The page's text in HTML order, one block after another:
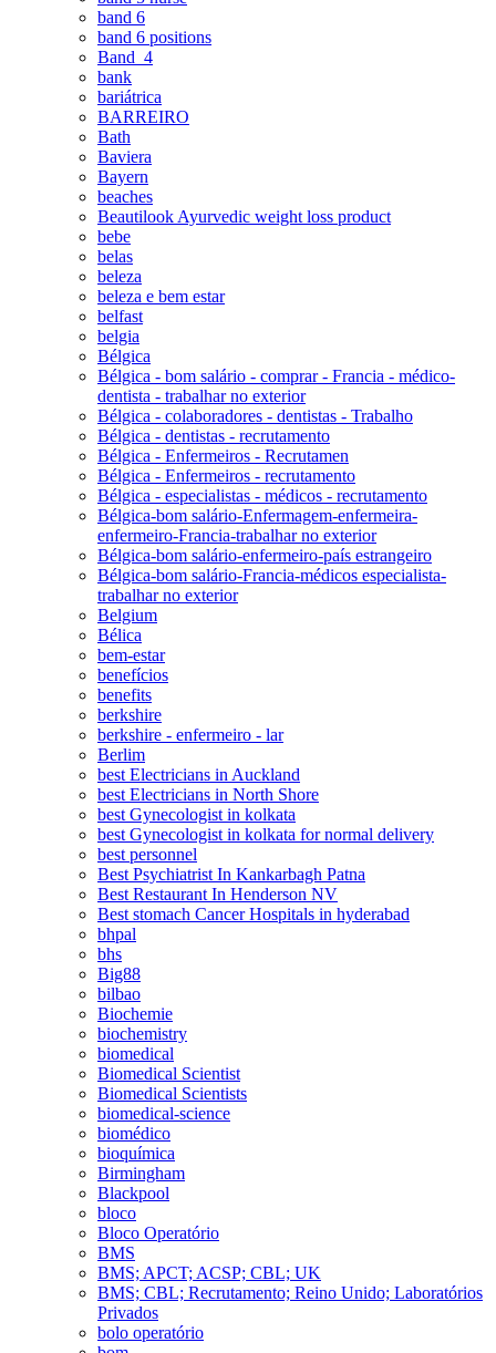
band 6
band 6 positions
Band_4
bank
bariátrica
BARREIRO
Bath
Baviera
Bayern
beaches
Beautilook Ayurvedic weight loss product
bebe
belas
beleza
beleza e bem estar
belfast
belgia
Bélgica
Bélgica - bom salário - comprar - Francia - médico-
dentista - trabalhar no exterior
Bélgica - colaboradores - dentistas - Trabalho
Bélgica - dentistas - recrutamento
Bélgica - Enfermeiros - Recrutamen
Bélgica - Enfermeiros - recrutamento
Bélgica - especialistas - médicos - recrutamento
Bélgica-bom salário-Enfermagem-enfermeira-
enfermeiro-Francia-trabalhar no exterior
Bélgica-bom salário-enfermeiro-país estrangeiro
Bélgica-bom salário-Francia-médicos especialista-
trabalhar no exterior
Belgium
Bélica
bem-estar
benefícios
benefits
berkshire
berkshire - enfermeiro - lar
Berlim
best Electricians in Auckland
best Electricians in North Shore
best Gynecologist in kolkata
best Gynecologist in kolkata for normal delivery
best personnel
Best Psychiatrist In Kankarbagh Patna
Best Restaurant In Henderson NV
Best stomach Cancer Hospitals in hyderabad
bhpal
bhs
Big88
bilbao
Biochemie
biochemistry
biomedical
Biomedical Scientist
Biomedical Scientists
biomedical-science
biomédico
bioquímica
Birmingham
Blackpool
bloco
Bloco Operatório
BMS
BMS; APCT; ACSP; CBL; UK
BMS; CBL; Recrutamento; Reino Unido; Laboratórios
Privados
bolo operatório